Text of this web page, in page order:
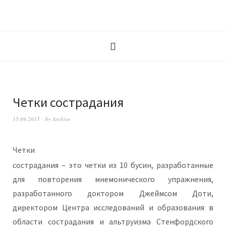
Четки сострадания
15.09.2015 by Archive
Четки
сострадания – это четки из 10 бусин, разработанные
для повторения мнемонического упражнения,
разработанного доктором Джеймсом Доти,
директором Центра исследований и образования в
области сострадания и альтруизма Стенфордского